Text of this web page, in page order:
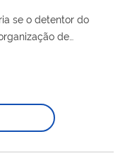
se o detentor do
organização de
o detentor do
o novo proprietário